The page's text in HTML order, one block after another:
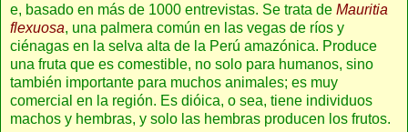
e, basado en más de 1000 entrevistas. Se trata de Mauritia
flexuosa, una palmera común en las vegas de ríos y
ciénagas en la selva alta de la Perú amazónica. Produce
una fruta que es comestible, no solo para humanos, sino
también importante para muchos animales; es muy
comercial en la región. Es dióica, o sea, tiene individuos
machos y hembras, y solo las hembras producen los frutos.